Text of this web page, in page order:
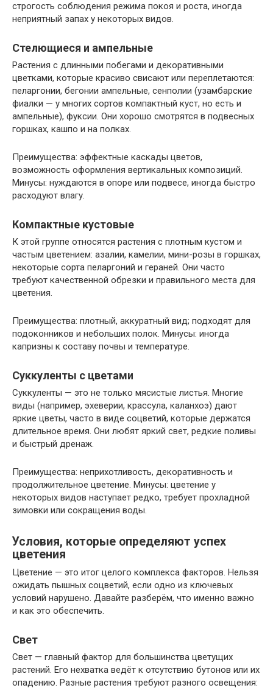
строгость соблюдения режима покоя и роста, иногда
неприятный запах у некоторых видов.
Стелющиеся и ампельные
Растения с длинными побегами и декоративными
цветками, которые красиво свисают или переплетаются:
пеларгонии, бегонии ампельные, сенполии (узамбарские
фиалки — у многих сортов компактный куст, но есть и
ампельные), фуксии. Они хорошо смотрятся в подвесных
горшках, кашпо и на полках.
Преимущества: эффектные каскады цветов,
возможность оформления вертикальных композиций.
Минусы: нуждаются в опоре или подвесе, иногда быстро
расходуют влагу.
Компактные кустовые
К этой группе относятся растения с плотным кустом и
частым цветением: азалии, камелии, мини-розы в горшках,
некоторые сорта пеларгоний и гераней. Они часто
требуют качественной обрезки и правильного места для
цветения.
Преимущества: плотный, аккуратный вид; подходят для
подоконников и небольших полок. Минусы: иногда
капризны к составу почвы и температуре.
Суккуленты с цветами
Суккуленты — это не только мясистые листья. Многие
виды (например, эхеверии, крассула, каланхоэ) дают
яркие цветы, часто в виде соцветий, которые держатся
длительное время. Они любят яркий свет, редкие поливы
и быстрый дренаж.
Преимущества: неприхотливость, декоративность и
продолжительное цветение. Минусы: цветение у
некоторых видов наступает редко, требует прохладной
зимовки или сокращения воды.
Условия, которые определяют успех
цветения
Цветение — это итог целого комплекса факторов. Нельзя
ожидать пышных соцветий, если одно из ключевых
условий нарушено. Давайте разберём, что именно важно
и как это обеспечить.
Свет
Свет — главный фактор для большинства цветущих
растений. Его нехватка ведёт к отсутствию бутонов или их
опадению. Разные растения требуют разного освещения: